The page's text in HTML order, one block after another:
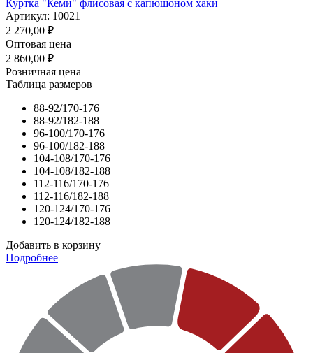
Куртка "Кеми" флисовая с капюшоном хаки
Артикул: 10021
2 270,00 ₽
Оптовая цена
2 860,00 ₽
Розничная цена
Таблица размеров
88-92/170-176
88-92/182-188
96-100/170-176
96-100/182-188
104-108/170-176
104-108/182-188
112-116/170-176
112-116/182-188
120-124/170-176
120-124/182-188
Добавить в корзину
Подробнее